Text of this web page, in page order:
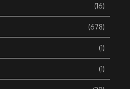
(16)
(678)
(1)
(1)